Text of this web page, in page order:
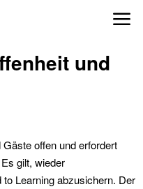
und
offen und erfordert
gilt, wieder
Learning abzusichern. Der